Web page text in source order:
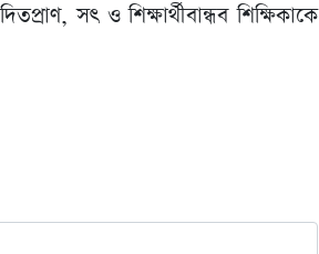
সৎ ও শিক্ষার্থীবান্ধব শিক্ষিকাকে